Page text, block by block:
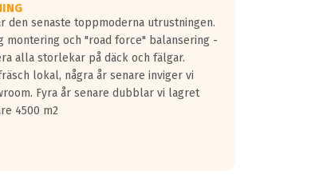
den senaste toppmoderna utrustningen.
montering och "road force" balansering -
alla storlekar på däck och fälgar.
lokal, några år senare inviger vi
Fyra år senare dubblar vi lagret
4500 m2